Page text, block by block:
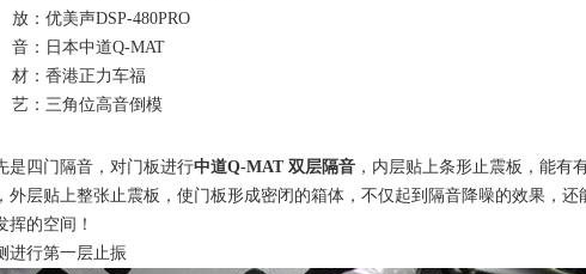
：优美声DSP-480PRO
：日本中道Q-MAT
：香港正力车福
：三角位高音倒模
是四门隔音，对门板进行中道Q-MAT 双层隔音 ，内层贴上条形止震板，能有
外层贴上整张止震板，使门板形成密闭的箱体，不仅起到隔音降噪的效果，还
挥的空间！
进行第一层止振